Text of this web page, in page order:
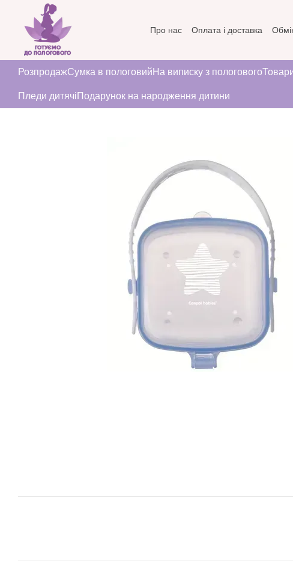
Перейти до основного контенту
Про нас Оплата і доставка
РозпродажСумка в пологовий На виписку з пологового
Пледи дитячі Подарунок на народження дитини